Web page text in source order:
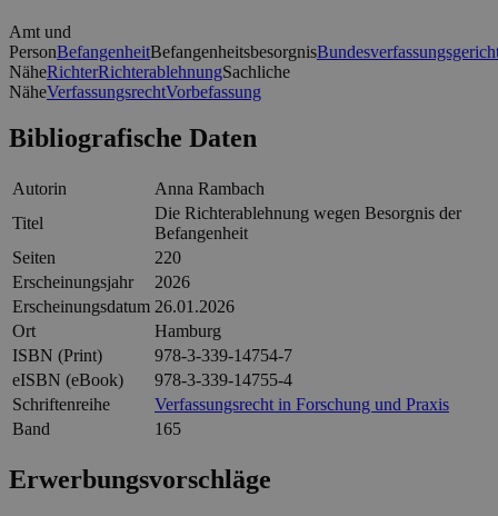
Amt und
PersonBefangenheitBefangenheitsbesorgnis
NäheRichterRichterablehnungSachliche
NäheVerfassungsrechtVorbefassung
Bibliografische Daten
Autorin
Anna Rambach
Titel
Die Richterablehnung wegen Besorgnis der
Befangenheit
Seiten
220
Erscheinungsjahr
2026
Erscheinungsdatum 26.01.2026
Ort
Hamburg
ISBN (Print)
978-3-339-14754-7
eISBN (eBook)
978-3-339-14755-4
Schriftenreihe
Verfassungsrecht in Forschung und Praxis
Band
165
Erwerbungsvorschläge